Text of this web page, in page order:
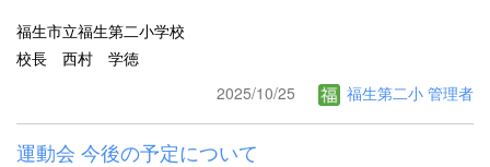
福生市立福生第二小学校
校長 西村 学徳
2025/10/25
福生第二小 管理者
運動会 今後の予定について